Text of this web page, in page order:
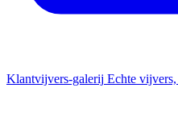
Klantvijvers-galerij Echte